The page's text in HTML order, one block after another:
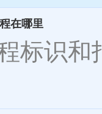
在哪里
标识